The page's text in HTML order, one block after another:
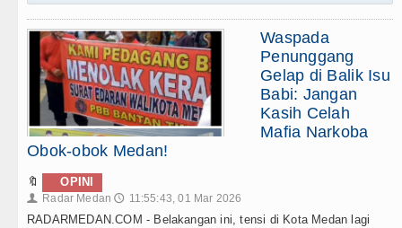
Waspada
Penunggang
Gelap di Balik Isu
Babi: Jangan
Kasih Celah
Mafia Narkoba
Obok-obok Medan!
🔖 OPINI
👤 Radar Medan 🕔 11:55:43, 01 Mar 2026
RADARMEDAN.COM - Belakangan ini, tensi di Kota Medan lagi